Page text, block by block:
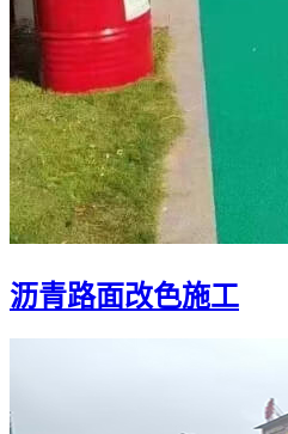
沥青路面改色施工